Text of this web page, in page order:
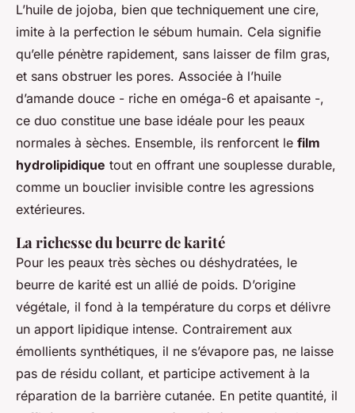
L’huile de jojoba, bien que techniquement une cire,
imite à la perfection le sébum humain. Cela signifie
qu’elle pénètre rapidement, sans laisser de film gras,
et sans obstruer les pores. Associée à l’huile
d’amande douce - riche en oméga-6 et apaisante -,
ce duo constitue une base idéale pour les peaux
normales à sèches. Ensemble, ils renforcent le film
hydrolipidique tout en offrant une souplesse durable,
comme un bouclier invisible contre les agressions
extérieures.
La richesse du beurre de karité
Pour les peaux très sèches ou déshydratées, le
beurre de karité est un allié de poids. D’origine
végétale, il fond à la température du corps et délivre
un apport lipidique intense. Contrairement aux
émollients synthétiques, il ne s’évapore pas, ne laisse
pas de résidu collant, et participe activement à la
réparation de la barrière cutanée. En petite quantité, il